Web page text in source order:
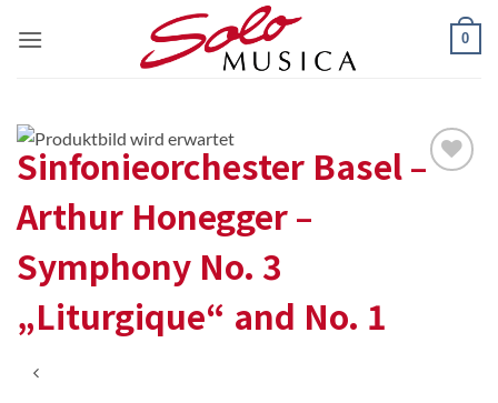
Inhalt
0
Sinfonieorchester Basel –
Arthur Honegger –
Symphony No. 3
„Liturgique“ and No. 1